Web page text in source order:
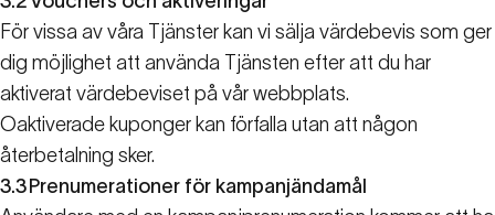
För vissa av våra Tjänster kan vi sälja värdebevis som ger
dig möjlighet att använda Tjänsten efter att du har
aktiverat värdebeviset på vår webbplats.
Oaktiverade kuponger kan förfalla utan att någon
återbetalning sker.
3.3 Prenumerationer för kampanjändamål